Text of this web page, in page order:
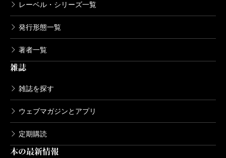
レーベル・シリーズ一覧
発行形態一覧
著者一覧
雑誌
雑誌を探す
ウェブマガジンとアプリ
定期購読
本の最新情報